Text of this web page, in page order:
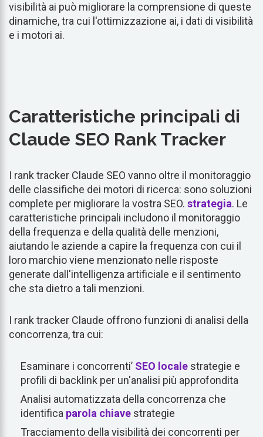
visibilità ai può migliorare la comprensione di queste
dinamiche, tra cui l'ottimizzazione ai, i dati di visibilità
e i motori ai.
Caratteristiche principali di
Claude SEO Rank Tracker
I rank tracker Claude SEO vanno oltre il monitoraggio
delle classifiche dei motori di ricerca: sono soluzioni
complete per migliorare la vostra SEO. strategia. Le
caratteristiche principali includono il monitoraggio
della frequenza e della qualità delle menzioni,
aiutando le aziende a capire la frequenza con cui il
loro marchio viene menzionato nelle risposte
generate dall'intelligenza artificiale e il sentimento
che sta dietro a tali menzioni.
I rank tracker Claude offrono funzioni di analisi della
concorrenza, tra cui:
Esaminare i concorrenti’ SEO locale strategie e
profili di backlink per un'analisi più approfondita
Analisi automatizzata della concorrenza che
identifica parola chiave strategie
Tracciamento della visibilità dei concorrenti per